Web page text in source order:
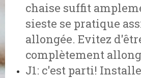
chaise suffit
sieste se pratique
allongée. Evitez
complètement
J1: c'est parti!